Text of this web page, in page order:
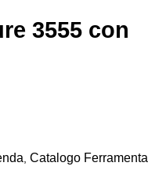
3555 con
Catalogo Ferramenta